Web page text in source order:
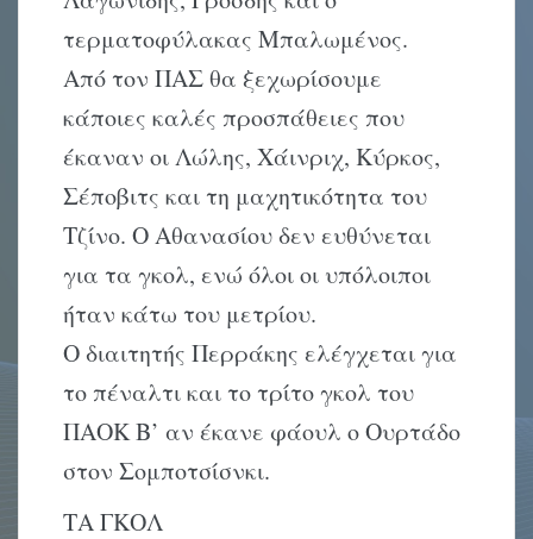
τερματοφύλακας Μπαλωμένος.
Από τον ΠΑΣ θα ξεχωρίσουμε
κάποιες καλές προσπάθειες που
έκαναν οι Λώλης, Χάινριχ, Κύρκος,
Σέποβιτς και τη μαχητικότητα του
Τζίνο. Ο Αθανασίου δεν ευθύνεται
για τα γκολ, ενώ όλοι οι υπόλοιποι
ήταν κάτω του μετρίου.
Ο διαιτητής Περράκης ελέγχεται για
το πέναλτι και το τρίτο γκολ του
ΠΑΟΚ Β’ αν έκανε φάουλ ο Ουρτάδο
στον Σομποτσίσνκι.
ΤΑ ΓΚΟΛ